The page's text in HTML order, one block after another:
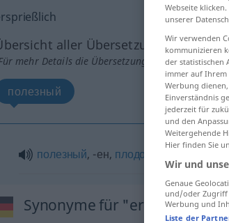
aller Übersetzungen
mehr Details die Übersetzung anklicken/
полезный
полезный, -ен, плодотворный
Synonyme für "ersprießlich"
Webseite
unserer
Wir verwenden
kommunizieren
der statistischen
immer auf Ihrem
Werbung
Einverständnis
jederzeit für
und den
Weitergehende
Hier finden Sie
Wir und
Genaue
und/oder Zugriff
Werbung und
Liste der